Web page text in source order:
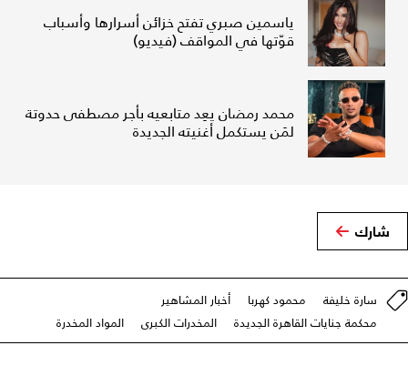
ياسمين صبري تفتح خزائن أسرارها وأسباب
قوّتها في المواقف (فيديو)
محمد رمضان يعِد متابعيه بأجر مصطفى حدوتة
لمَن يستكمل أغنيته الجديدة
شارك
سارة خليفة محمود كهربا
أخبار المشاهير
محكمة جنايات القاهرة الجديدة
المخدرات الكبرى المواد المخدرة